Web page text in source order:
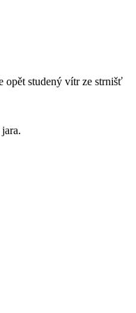
opět studený vítr ze strnišť